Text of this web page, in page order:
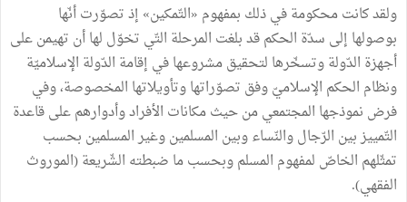
ولقد كانت محكومة في ذلك بمفهوم «التّمكين» إذ تصوّرت أنّها
بوصولها إلى سدّة الحكم قد بلغت المرحلة التّي تخوّل لها أن تهيمن على
أجهزة الدّولة وتسخّرها لتحقيق مشروعها في إقامة الدّولة الإسلاميّة
ونظام الحكم الإسلاميّ وفق تصوّراتها وتأويلاتها المخصوصة، وفي
فرض نموذجها المجتمعي من حيث مكانات الأفراد وأدوارهم على قاعدة
التّمييز بين الرّجال والنّساء وبين المسلمين وغير المسلمين بحسب
تمثّلهم الخاصّ لمفهوم المسلم وبحسب ما ضبطته الشّريعة (الموروث
الفقهي).